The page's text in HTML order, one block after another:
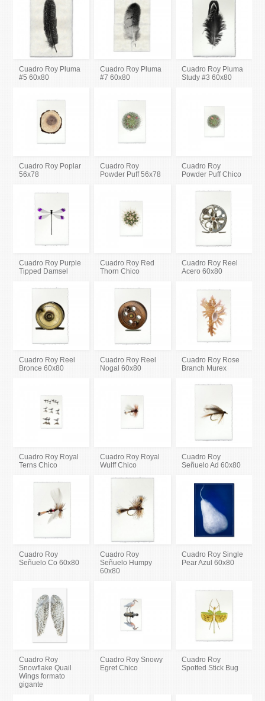
Cuadro Roy Pluma
#5 60x80
Cuadro Roy Pluma
#7 60x80
Cuadro Roy Pluma
Study #3 60x80
Cuadro Roy Poplar
56x78
Cuadro Roy
Powder Puff 56x78
Cuadro Roy
Powder Puff Chico
Cuadro Roy Purple
Tipped Damsel
Cuadro Roy Red
Thorn Chico
Cuadro Roy Reel
Acero 60x80
Cuadro Roy Reel
Bronce 60x80
Cuadro Roy Reel
Nogal 60x80
Cuadro Roy Rose
Branch Murex
Cuadro Roy Royal
Terns Chico
Cuadro Roy Royal
Wulff Chico
Cuadro Roy
Señuelo Ad 60x80
Cuadro Roy
Señuelo Co 60x80
Cuadro Roy
Señuelo Humpy
60x80
Cuadro Roy Single
Pear Azul 60x80
Cuadro Roy
Snowflake Quail
Wings formato
gigante
Cuadro Roy Snowy
Egret Chico
Cuadro Roy
Spotted Stick Bug